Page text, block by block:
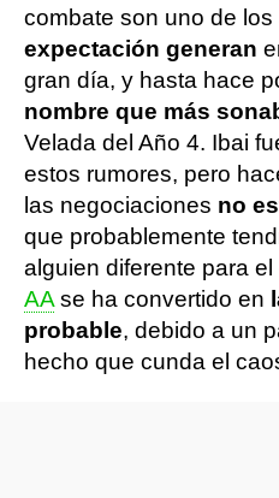
combate son uno de
expectación generan
gran día, y hasta hace
nombre que más
Velada del Año 4. Ibai
estos rumores, pero
las negociaciones no
que probablemente
alguien diferente para
AA se ha convertido en
probable, debido a un
hecho que cunda el